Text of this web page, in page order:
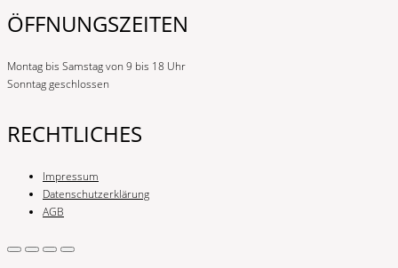
ÖFFNUNGSZEITEN
Montag bis Samstag von 9 bis 18 Uhr
Sonntag geschlossen
RECHTLICHES
Impressum
Datenschutzerklärung
AGB